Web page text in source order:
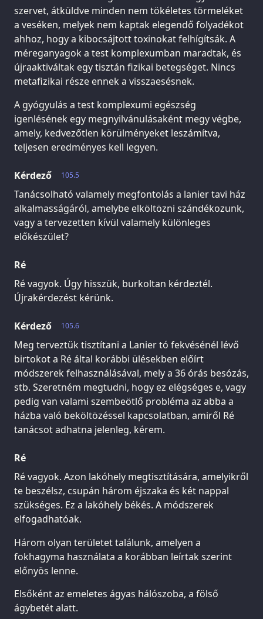
szervet, átküldve minden nem tökéletes törmeléket
a veséken, melyek nem kaptak elegendő folyadékot
ahhoz, hogy a kibocsájtott toxinokat felhígítsák. A
méreganyagok a test komplexumban maradtak, és
újraaktiváltak egy tisztán fizikai betegséget. Nincs
metafizikai része ennek a visszaesésnek.
A gyógyulás a test komplexumi egészség
igenlésének egy megnyilvánulásaként megy végbe,
amely, kedvezőtlen körülményeket leszámítva,
teljesen eredményes kell legyen.
105.5
Kérdező
Tanácsolható valamely megfontolás a lanier tavi ház
alkalmasságáról, amelybe elköltözni szándékozunk,
vagy a tervezetten kívül valamely különleges
előkészület?
Ré
Ré vagyok. Úgy hisszük, burkoltan kérdeztél.
Újrakérdezést kérünk.
105.6
Kérdező
Meg terveztük tisztítani a Lanier tó fekvésénél lévő
birtokot a Ré által korábbi ülésekben előírt
módszerek felhasználásával, mely a 36 órás besózás,
stb. Szeretném megtudni, hogy ez elégséges e, vagy
pedig van valami szembeötlő probléma az abba a
házba való beköltözéssel kapcsolatban, amiről Ré
tanácsot adhatna jelenleg, kérem.
Ré
Ré vagyok. Azon lakóhely megtisztítására, amelyikről
te beszélsz, csupán három éjszaka és két nappal
szükséges. Ez a lakóhely békés. A módszerek
elfogadhatóak.
Három olyan területet találunk, amelyen a
fokhagyma használata a korábban leírtak szerint
előnyös lenne.
Elsőként az emeletes ágyas hálószoba, a fölső
ágybetét alatt.